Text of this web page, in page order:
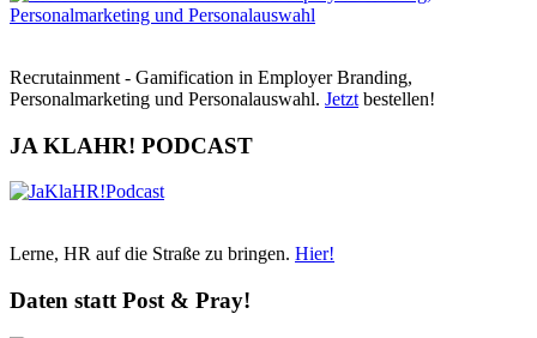
Recrutainment - Gamification in Employer Branding,
Personalmarketing und Personalauswahl. Jetzt bestellen!
JA KLAHR! PODCAST
Lerne, HR auf die Straße zu bringen. Hier!
Daten statt Post & Pray!